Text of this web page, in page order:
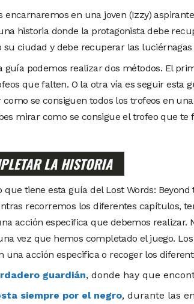
encarnaremos en una joven (Izzy)
historia donde la protagonista debe
ciudad y debe recuperar las
guía podemos realizar dos métodos. El
que falten. O la otra vía es seguir esta
como se consiguen todos los trofeos en
mirar como se consigue el trofeo que te
LA HISTORIA
que tiene esta guía del Lost Words:
recorremos los diferentes capítulos,
acción especifica que debemos
vez que hemos completado el juego.
una acción especifica o recoger los
guardián, donde hay que
siempre por el negro, durante las